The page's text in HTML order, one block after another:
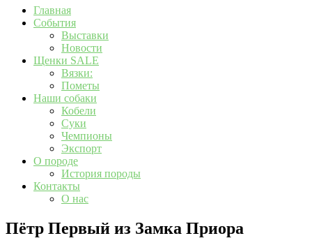
Главная
События
Выставки
Новости
Щенки SALE
Вязки:
Пометы
Наши собаки
Кобели
Суки
Чемпионы
Экспорт
О породе
История породы
Контакты
О нас
Пётр Первый из Замка Приора